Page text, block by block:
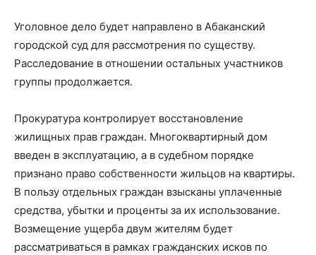
Уголовное дело будет направлено в Абаканский
городской суд для рассмотрения по существу.
Расследование в отношении остальных участников
группы продолжается.
Прокуратура контролирует восстановление
жилищных прав граждан. Многоквартирный дом
введен в эксплуатацию, а в судебном порядке
признано право собственности жильцов на квартиры.
В пользу отдельных граждан взысканы уплаченные
средства, убытки и проценты за их использование.
Возмещение ущерба двум жителям будет
рассматриваться в рамках гражданских исков по